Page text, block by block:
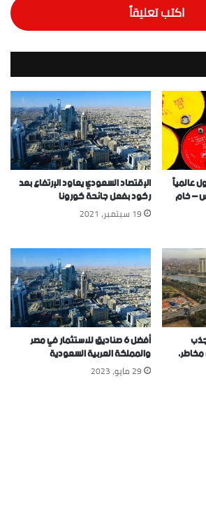
اكتب تعليقاً
عالمياً
– خام
الإقتصاد السعودي يعاود الإرتفاع بعد
ركود بفعل جائحة كورونا
19 سبتمبر، 2021
أفضل 6 صناديق للاستثمار في مصر
والمملكة العربية السعودية
29 مايو، 2023